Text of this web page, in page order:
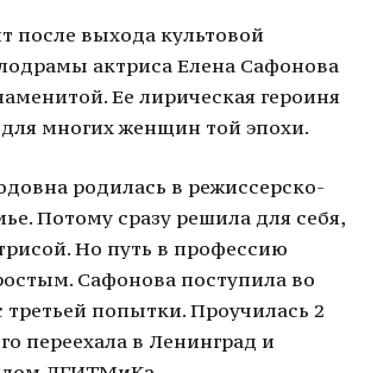
после выхода культовой
актриса Елена Сафонова
Ее лирическая героиня
многих женщин той эпохи.
родилась в режиссерско-
Потому сразу решила для себя,
Но путь в профессию
Сафонова поступила во
третьей попытки. Проучилась 2
переехала в Ленинград и